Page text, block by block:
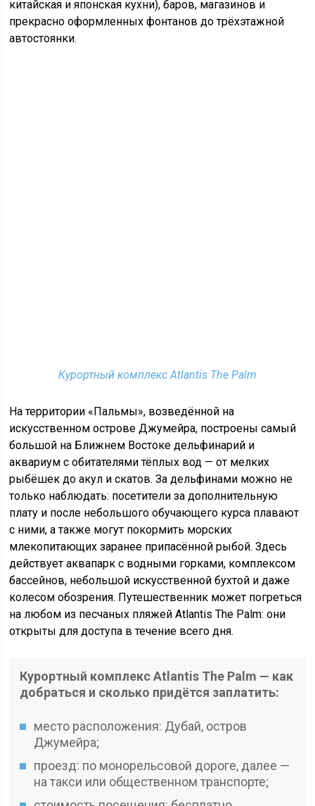
китайская и японская кухни), баров, магазинов и
прекрасно оформленных фонтанов до трёхэтажной
автостоянки.
Курортный комплекс Atlantis The Palm
На территории «Пальмы», возведённой на
искусственном острове Джумейра, построены самый
большой на Ближнем Востоке дельфинарий и
аквариум с обитателями тёплых вод — от мелких
рыбёшек до акул и скатов. За дельфинами можно не
только наблюдать: посетители за дополнительную
плату и после небольшого обучающего курса плавают
с ними, а также могут покормить морских
млекопитающих заранее припасённой рыбой. Здесь
действует аквапарк с водными горками, комплексом
бассейнов, небольшой искусственной бухтой и даже
колесом обозрения. Путешественник может погреться
на любом из песчаных пляжей Atlantis The Palm: они
открыты для доступа в течение всего дня.
Курортный комплекс Atlantis The Palm — как
добраться и сколько придётся заплатить:
место расположения: Дубай, остров
Джумейра;
проезд: по монорельсовой дороге, далее —
на такси или общественном транспорте;